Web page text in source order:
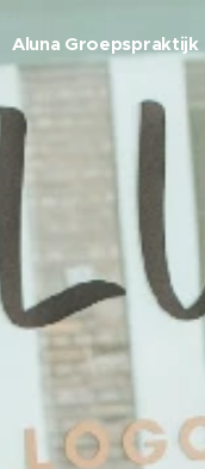
Aluna Groepspraktijk